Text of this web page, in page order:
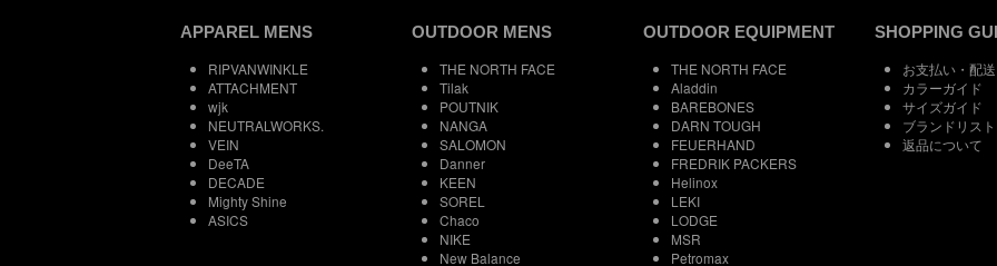
APPAREL MENS
RIPVANWINKLE
ATTACHMENT
wjk
NEUTRALWORKS.
VEIN
DeeTA
DECADE
Mighty Shine
ASICS
OUTDOOR MENS
THE NORTH FACE
Tilak
POUTNIK
NANGA
SALOMON
Danner
KEEN
SOREL
Chaco
NIKE
New Balance
OUTDOOR EQUIPMENT
THE NORTH FACE
Aladdin
BAREBONES
DARN TOUGH
FEUERHAND
FREDRIK PACKERS
Helinox
LEKI
LODGE
MSR
Petromax
SHOPPING
お支払い・配送
カラーガイド
サイズガイド
ブランドリスト
返品について